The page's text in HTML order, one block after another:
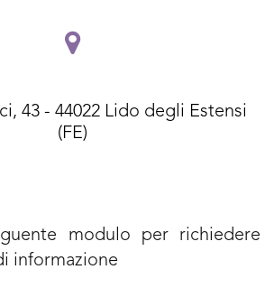
43 - 44022 Lido degli Estensi
(FE)
modulo per richiedere
informazione